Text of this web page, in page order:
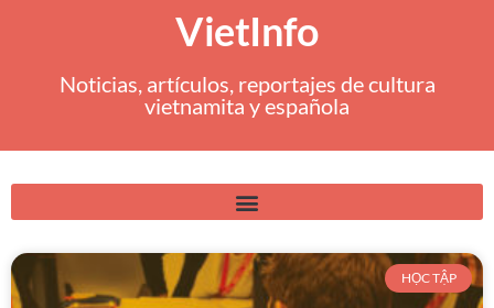
VietInfo
Noticias, artículos, reportajes de cultura
vietnamita y española
HỌC TẬP